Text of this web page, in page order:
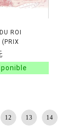
ROI
(PRIX
DES
12 13 14